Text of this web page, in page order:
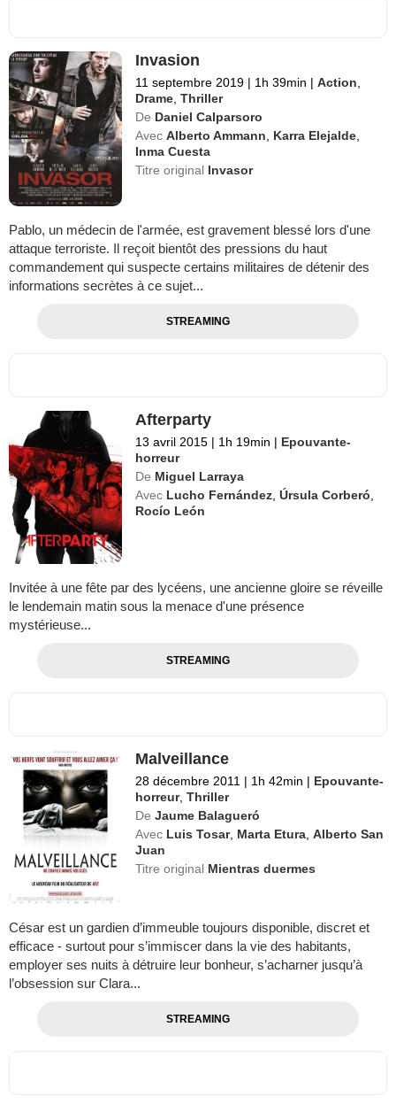
Invasion
11 septembre 2019 | 1h 39min | Action,
Drame,Thriller
De Daniel Calparsoro
Avec Alberto Ammann, Karra Elejalde,
Inma Cuesta
Titre original Invasor
Pablo, un médecin de l'armée, est gravement blessé lors d'une
attaque terroriste. Il reçoit bientôt des pressions du haut
commandement qui suspecte certains militaires de détenir des
informations secrètes à ce sujet...
STREAMING
Afterparty
13 avril 2015 | 1h 19min | Epouvante-
horreur
De Miguel Larraya
Avec Lucho Fernández ,Úrsula Corberó
Rocío León
Invitée à une fête par des lycéens, une ancienne gloire se réveille
le lendemain matin sous la menace d'une présence
mystérieuse...
STREAMING
Malveillance
28 décembre 2011 | 1h 42min | Epouvante-
horreur,Thriller
De Jaume Balagueró
Avec Luis Tosar, Marta Etura,Alberto San
Juan
Titre original Mientras duermes
César est un gardien d’immeuble toujours disponible, discret et
efficace - surtout pour s’immiscer dans la vie des habitants,
employer ses nuits à détruire leur bonheur, s’acharner jusqu’à
l’obsession sur Clara...
STREAMING